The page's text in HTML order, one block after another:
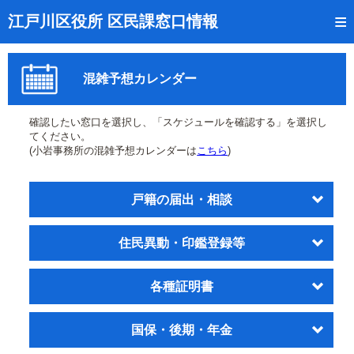
江戸川区役所 区民課窓口情報
トップページ
受付番号の呼出状況確認
証明書の交付状況確認
呼出状況のメール通知登録
来庁日時の事前予約
事前予約の確認・取消
混雑予想カレンダー
本サイトのご利用案内
混雑予想カレンダー
確認したい窓口を選択し、「スケジュールを確認する」を選択し
てください。
(小岩事務所の混雑予想カレンダーはこちら)
戸籍の届出・相談
住民異動・印鑑登録等
各種証明書
国保・後期・年金